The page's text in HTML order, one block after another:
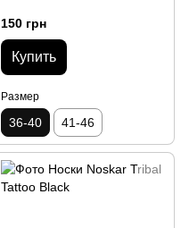
150 грн
Купить
Размер
36-40 41-46